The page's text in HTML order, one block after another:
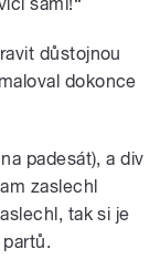
důstojnou
dokonce
padesát), a div
zaslechl
tak si je